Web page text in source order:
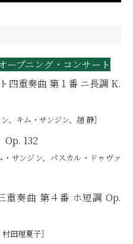
プニング・コンサート
四重奏曲 第１番 ニ長調 K.
、キム・サンジン、趙 静］
Op. 132
・サンジン、パスカル・ドゥヴァ
重奏曲 第４番 ホ短調 Op.
田理夏子］